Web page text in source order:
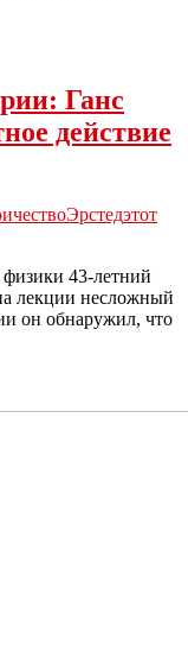
Ганс
действие
Эрстедэтот
физики 43-летний
лекции несложный
он обнаружил, что